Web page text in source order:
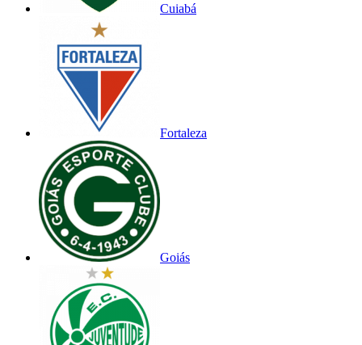
Cuiabá
Fortaleza
Goiás